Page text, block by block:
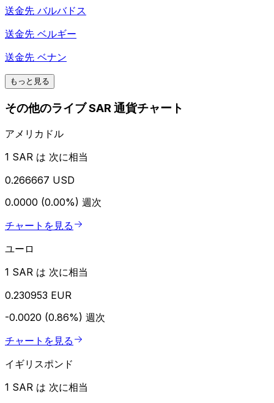
送金先 バルバドス
送金先 ベルギー
送金先 ベナン
もっと見る
その他のライブ SAR 通貨チャート
アメリカドル
1 SAR は 次に相当
0.266667 USD
0.0000 (0.00%) 週次
チャートを見る
ユーロ
1 SAR は 次に相当
0.230953 EUR
-0.0020 (0.86%) 週次
チャートを見る
イギリスポンド
1 SAR は 次に相当